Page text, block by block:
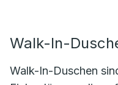
Walk-In-
Walk-In-Duschen